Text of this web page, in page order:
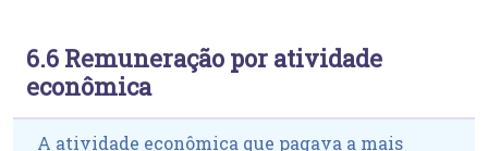
6.6 Remuneração por atividade
econômica
A atividade econômica que pagava a mais